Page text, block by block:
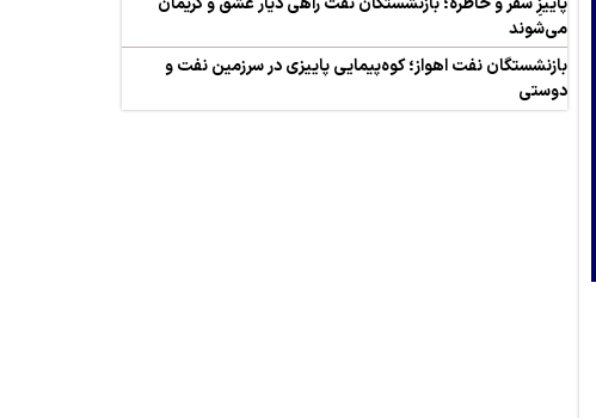
می‌شوند
بازنشستگان نفت اهواز؛ کوه‌پیمایی پاییزی در سرزمین نفت و
دوستی